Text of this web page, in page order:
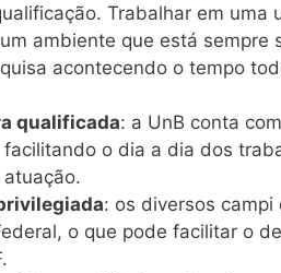
Trabalhar em uma
ambiente que está sempre
acontecendo o tempo
qualificada: a UnB conta
o dia a dia dos
: os diversos
o que pode facilitar o